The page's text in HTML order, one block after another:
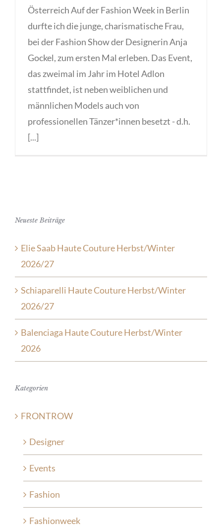
Österreich Auf der Fashion Week in Berlin
durfte ich die junge, charismatische Frau,
bei der Fashion Show der Designerin Anja
Gockel, zum ersten Mal erleben. Das Event,
das zweimal im Jahr im Hotel Adlon
stattfindet, ist neben weiblichen und
männlichen Models auch von
professionellen Tänzer*innen besetzt - d.h.
[...]
Neueste Beiträge
Elie Saab Haute Couture Herbst/Winter
2026/27
Schiaparelli Haute Couture Herbst/Winter
2026/27
Balenciaga Haute Couture Herbst/Winter
2026
Kategorien
FRONTROW
Designer
Events
Fashion
Fashionweek